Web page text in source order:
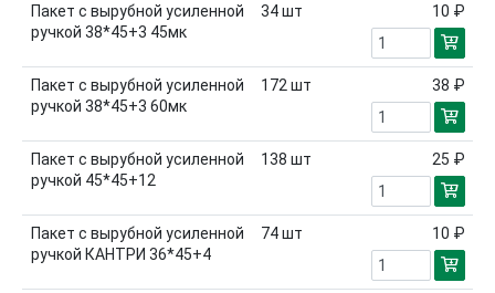
Пакет с вырубной усиленной
ручкой 38*45+3 45мк
34шт 10 ₽
Пакет с вырубной усиленной
ручкой 38*45+3 60мк
172 шт 38 ₽
Пакет с вырубной усиленной
ручкой 45*45+12
138 шт 25 ₽
Пакет с вырубной усиленной
ручкой КАНТРИ 36*45+4
74шт 10 ₽